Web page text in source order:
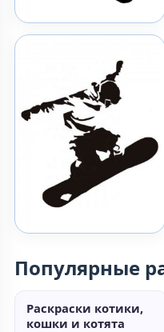
Популярные
Раскраски котики,
кошки и котята